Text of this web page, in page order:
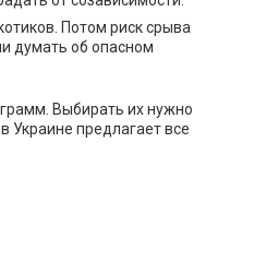
Потом риск срыва
думать об опасном
Выбирать их нужно
Украине предлагает все